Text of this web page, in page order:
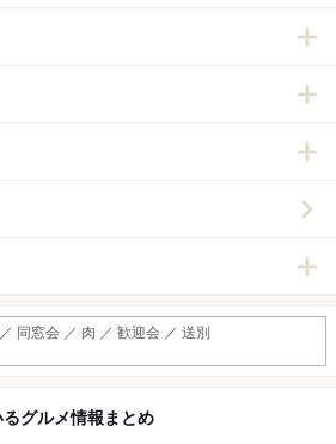
同窓会 ／ 肉 ／ 歓迎会 ／ 送別
グルメ情報まとめ